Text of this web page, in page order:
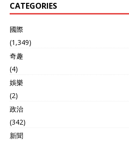
CATEGORIES
國際
(1,349)
奇趣
(4)
娛樂
(2)
政治
(342)
新聞